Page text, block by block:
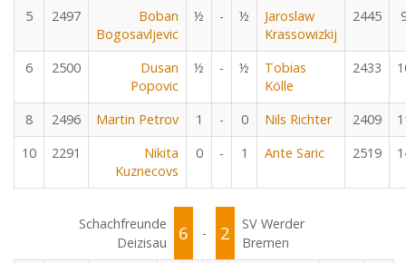
5 2497
Boban
Bogosavljevic
½ - ½
Jaroslaw
Krassowizkij
2445
6 2500
Dusan
Popovic
½ - ½
Tobias
Kölle
2433
8 2496 Martin Petrov 1 - 0 Nils Richter 2409
10
2291
Nikita
Kuznecovs
0 - 1 Ante Saric 2519
Schachfreunde
Deizisau
6 - 2
SV Werder
Bremen